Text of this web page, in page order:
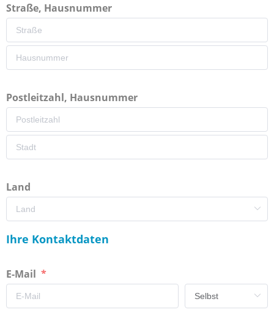
Straße, Hausnummer
Postleitzahl, Hausnummer
Land
Ihre Kontaktdaten
E-Mail